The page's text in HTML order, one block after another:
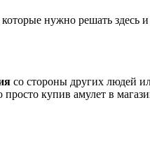
нужно решать здесь и
со стороны других людей
купив амулет в